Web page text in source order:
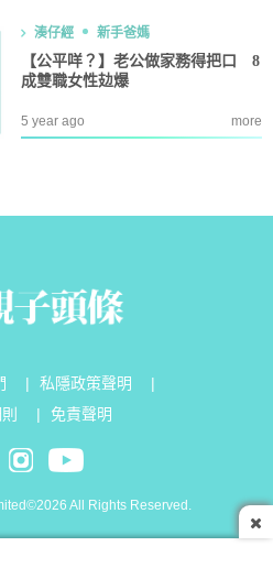
湊仔經 新手爸媽
【公平咩？】老公做家務得把口 8
成雙職女性攰爆
5 year ago more
私隱政策聲明
免責聲明
All Rights Reserved.